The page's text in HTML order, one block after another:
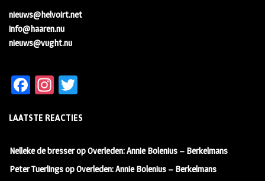
nieuws@helvoirt.net
info@haaren.nu
nieuws@vught.nu
Fa
b
oo
k
In
ag
m
tt
LAATSTE REACTIES
Nelleke de bresseropOverleden: Annie Bolenius – Berkelmans
Peter TuerlingsopOverleden: Annie Bolenius – Berkelmans